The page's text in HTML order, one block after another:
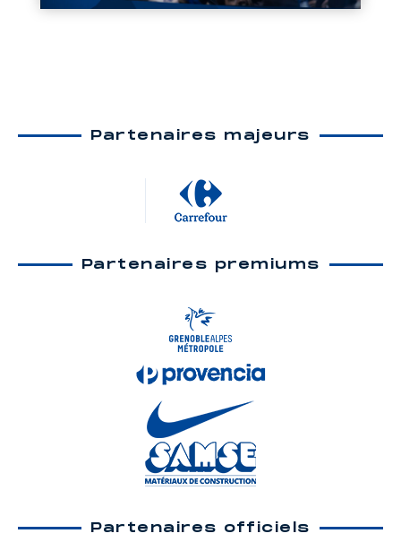
Partenaires majeurs
Partenaires premiums
Partenaires officiels